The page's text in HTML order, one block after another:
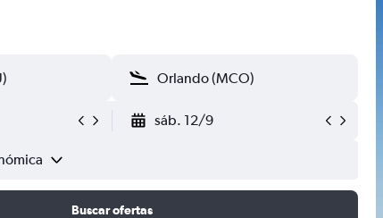
sáb. 12/9
Buscar ofertas